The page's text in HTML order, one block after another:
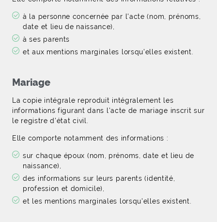
à la personne concernée par l'acte (nom, prénoms,
date et lieu de naissance),
à ses parents
et aux mentions marginales lorsqu'elles existent.
Mariage
La copie intégrale reproduit intégralement les
informations figurant dans l'acte de mariage inscrit sur
le registre d'état civil.
Elle comporte notamment des informations :
sur chaque époux (nom, prénoms, date et lieu de
naissance),
des informations sur leurs parents (identité,
profession et domicile),
et les mentions marginales lorsqu'elles existent.